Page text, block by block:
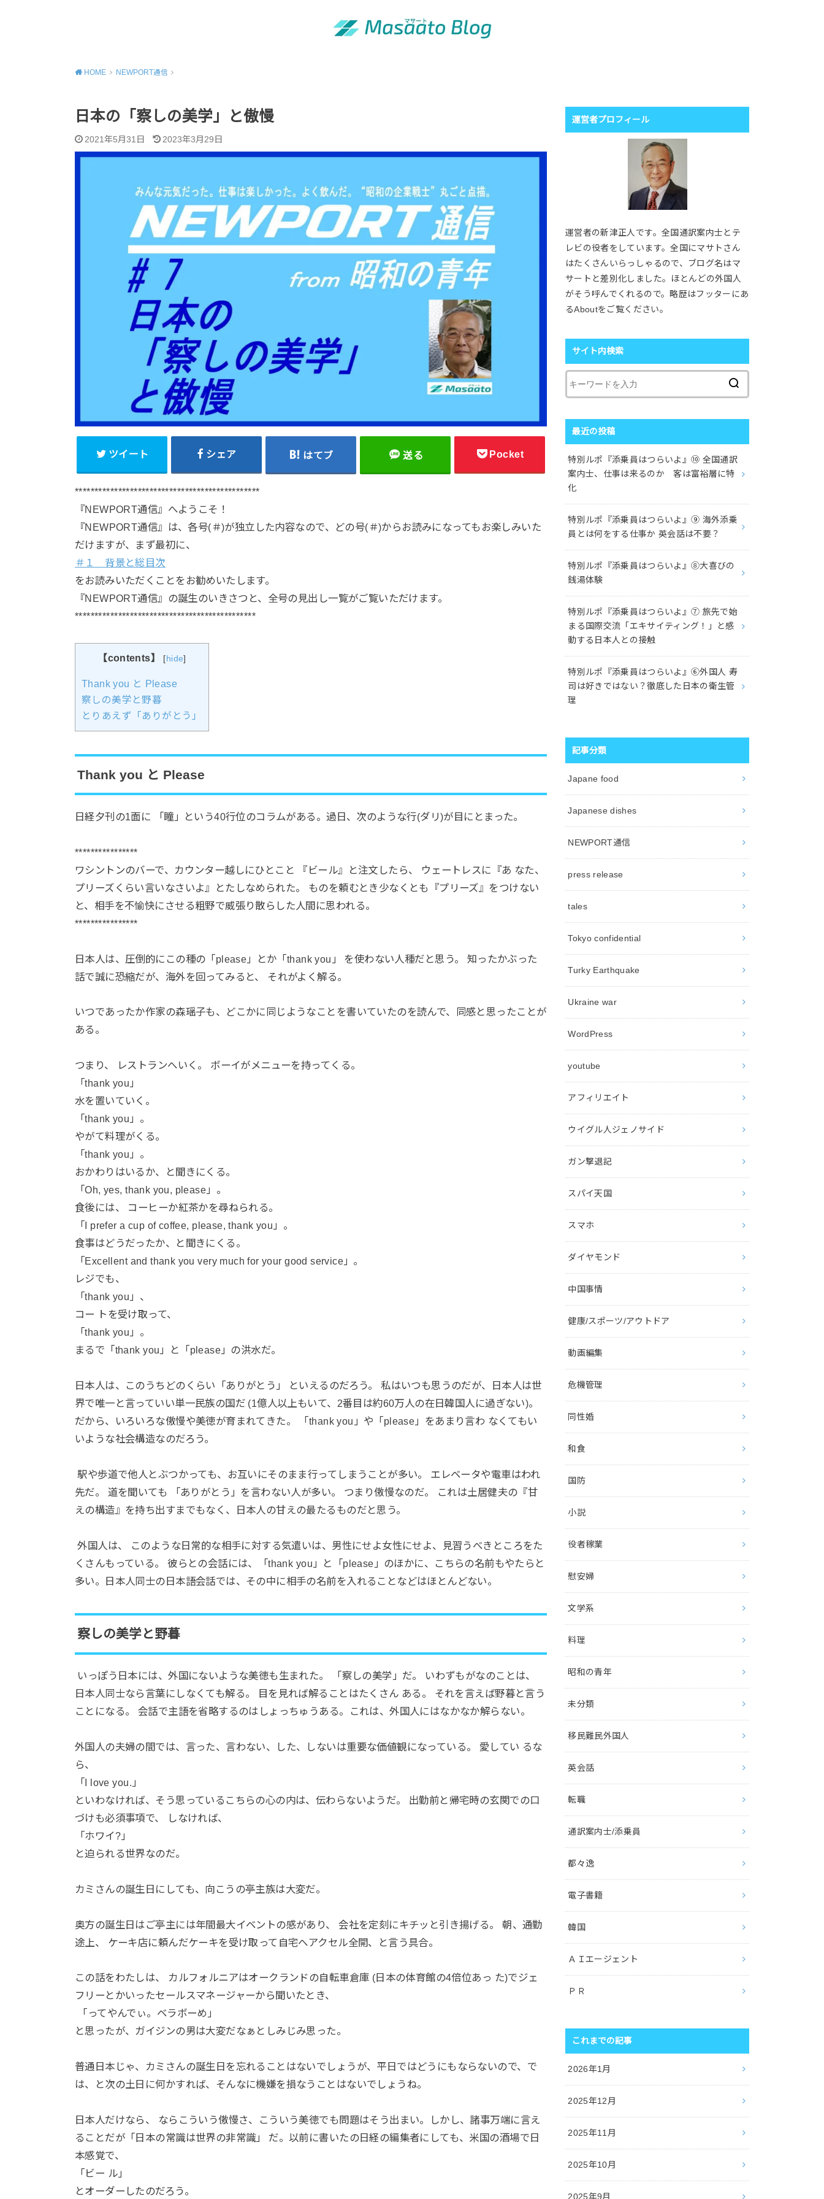
HOME NEWPORT通信
日本の「察しの美学」と傲慢
2021年5月31日 2023年3月29日
ツイート シェア はてブ 送る Pocket
***********************************************
『NEWPORT通信』へようこそ！
『NEWPORT通信』は、各号(＃)が独立した内容なので、どの号(＃)からお読みになってもお楽しみいた
だけますが、まず最初に、
＃１ 背景と総目次
をお読みいただくことをお勧めいたします。
『NEWPORT通信』の誕生のいきさつと、全号の見出し一覧がご覧いただけます。
**********************************************
【contents】 [hide]
Thank you と Please
察しの美学と野暮
とりあえず「ありがとう」
Thank you と Please
日経夕刊の1面に 「瞳」という40行位のコラムがある。過日、次のような行(ダリ)が目にとまった。
****************
ワシントンのバーで、カウンター越しにひとこと 『ビール』と注文したら、 ウェートレスに『あ なた、
プリーズくらい言いなさいよ』とたしなめられた。 ものを頼むとき少なくとも『プリーズ』をつけない
と、相手を不愉快にさせる粗野で威張り散らした人間に思われる。
****************
日本人は、圧倒的にこの種の「please」とか「thank you」 を使わない人種だと思う。 知ったかぶった
話で誠に恐縮だが、海外を回ってみると、 それがよく解る。
いつであったか作家の森瑶子も、どこかに同じようなことを書いていたのを読んで、同感と思ったことが
ある。
つまり、 レストランへいく。 ボーイがメニューを持ってくる。
「thank you」
水を置いていく。
「thank you」。
やがて料理がくる。
「thank you」。
おかわりはいるか、と聞きにくる。
「Oh, yes, thank you, please」。
食後には、 コーヒーか紅茶かを尋ねられる。
「I prefer a cup of coffee, please, thank you」。
食事はどうだったか、と聞きにくる。
「Excellent and thank you very much for your good service」。
レジでも、
「thank you」、
コー トを受け取って、
「thank you」。
まるで「thank you」と「please」の洪水だ。
日本人は、このうちどのくらい「ありがとう」 といえるのだろう。 私はいつも思うのだが、日本人は世
界で唯一と言っていい単一民族の国だ (1億人以上もいて、2番目は約60万人の在日韓国人に過ぎない)。
だから、いろいろな傲慢や美徳が育まれてきた。 「thank you」や「please」をあまり言わ なくてもい
いような社会構造なのだろう。
駅や歩道で他人とぶつかっても、お互いにそのまま行ってしまうことが多い。 エレベータや電車はわれ
先だ。 道を聞いても 「ありがとう」を言わない人が多い。 つまり傲慢なのだ。 これは土居健夫の『甘
えの構造』を持ち出すまでもなく、日本人の甘えの最たるものだと思う。
外国人は、 このような日常的な相手に対する気遣いは、男性にせよ女性にせよ、見習うべきところをた
くさんもっている。 彼らとの会話には、「thank you」と「please」のほかに、こちらの名前もやたらと
多い。日本人同士の日本語会話では、その中に相手の名前を入れることなどはほとんどない。
察しの美学と野暮
いっぽう日本には、外国にないような美徳も生まれた。 「察しの美学」だ。 いわずもがなのことは、
日本人同士なら言葉にしなくても解る。 目を見れば解ることはたくさん ある。 それを言えば野暮と言う
ことになる。 会話で主語を省略するのはしょっちゅうある。これは、外国人にはなかなか解らない。
外国人の夫婦の間では、言った、言わない、した、しないは重要な価値観になっている。 愛してい るな
ら、
「I love you.」
といわなければ、そう思っているこちらの心の内は、伝わらないようだ。 出勤前と帰宅時の玄関での口
づけも必須事項で、 しなければ、
「ホワイ?」
と迫られる世界なのだ。
カミさんの誕生日にしても、向こうの亭主族は大変だ。
奥方の誕生日はご亭主には年間最大イベントの感があり、 会社を定刻にキチッと引き揚げる。 朝、通勤
途上、 ケーキ店に頼んだケーキを受け取って自宅へアクセル全開、と言う具合。
この話をわたしは、 カルフォルニアはオークランドの自転車倉庫 (日本の体育館の4倍位あっ た)でジェ
フリーとかいったセールスマネージャーから聞いたとき、
「ってやんでぃ。ベラボーめ」
と思ったが、ガイジンの男は大変だなぁとしみじみ思った。
普通日本じゃ、カミさんの誕生日を忘れることはないでしょうが、平日ではどうにもならないので、で
は、と次の土日に何かすれば、そんなに機嫌を損なうことはないでしょうね。
日本人だけなら、 ならこういう傲慢さ、こういう美徳でも問題はそう出まい。しかし、諸事万端に言え
ることだが「日本の常識は世界の非常識」 だ。以前に書いたの日経の編集者にしても、米国の酒場で日
本感覚で、
「ビー ル」
とオーダーしたのだろう。
運営者プロフィール
運営者の新津正人です。全国通訳案内士とテ
レビの役者をしています。全国にマサトさん
はたくさんいらっしゃるので、ブログ名はマ
サートと差別化しました。ほとんどの外国人
がそう呼んでくれるので。略歴はフッターにあ
るAboutをご覧ください。
サイト内検索
最近の投稿
特別ルポ『添乗員はつらいよ』⑩ 全国通訳
案内士、仕事は来るのか 客は富裕層に特
化
特別ルポ『添乗員はつらいよ』⑨ 海外添乗
員とは何をする仕事か 英会話は不要？
特別ルポ『添乗員はつらいよ』⑧大喜びの
銭湯体験
特別ルポ『添乗員はつらいよ』⑦ 旅先で始
まる国際交流「エキサイティング！」と感
動する日本人との接触
特別ルポ『添乗員はつらいよ』⑥外国人 寿
司は好きではない？徹底した日本の衛生管
理
記事分類
Japane food
Japanese dishes
NEWPORT通信
press release
tales
Tokyo confidential
Turky Earthquake
Ukraine war
WordPress
youtube
アフィリエイト
ウイグル人ジェノサイド
ガン撃退記
スパイ天国
スマホ
ダイヤモンド
中国事情
健康/スポーツ/アウトドア
動画編集
危機管理
同性婚
和食
国防
小説
役者稼業
慰安婦
文学系
料理
昭和の青年
未分類
移民難民外国人
英会話
転職
通訳案内士/添乗員
都々逸
電子書籍
韓国
ＡＩエージェント
ＰＲ
これまでの記事
2026年1月
2025年12月
2025年11月
2025年10月
2025年9月